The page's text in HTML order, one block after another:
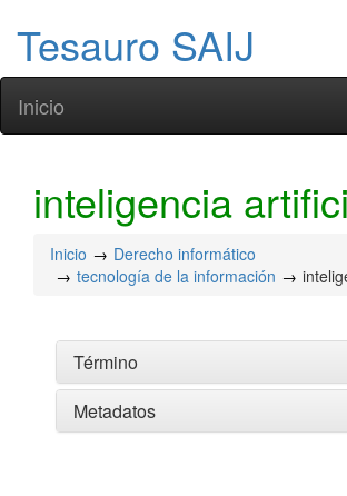
Tesauro SAIJ
Inicio
inteligencia
Inicio
Derecho informático
tecnología de la información
Término
Metadatos